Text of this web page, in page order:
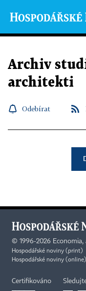
Archiv
architekti
Odebírat
© 1996-2026 Economia,
Hospodářské noviny (print)
Hospodářské noviny
Certifikováno